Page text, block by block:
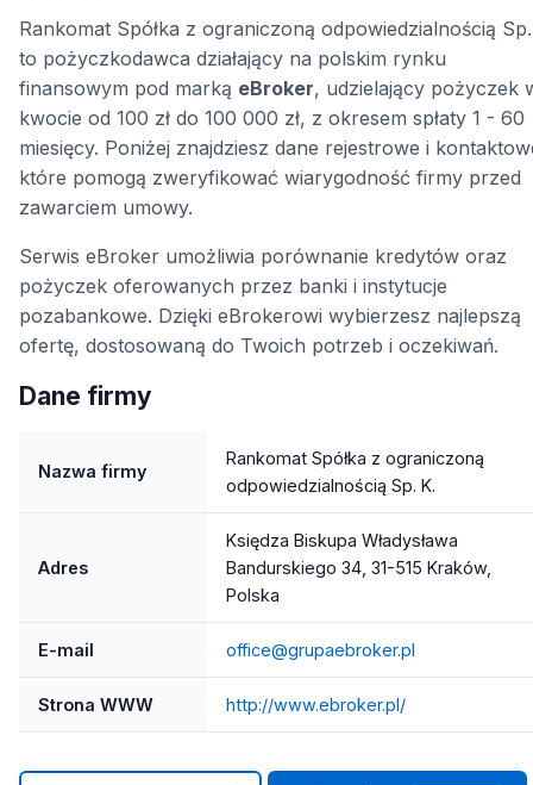
Rankomat Spółka z ograniczoną odpowiedzialnością
to pożyczkodawca działający na polskim rynku
finansowym pod marką eBroker, udzielający pożyczek
kwocie od 100 zł do 100 000 zł, z okresem spłaty 1 - 60
miesięcy. Poniżej znajdziesz dane rejestrowe i
które pomogą zweryfikować wiarygodność firmy przed
zawarciem umowy.
Serwis eBroker umożliwia porównanie kredytów oraz
pożyczek oferowanych przez banki i instytucje
pozabankowe. Dzięki eBrokerowi wybierzesz najlepszą
ofertę, dostosowaną do Twoich potrzeb i oczekiwań.
Dane firmy
Nazwa firmy
Rankomat Spółka z ograniczoną
odpowiedzialnością Sp. K.
Adres
Księdza Biskupa Władysława
Bandurskiego 34, 31-515 Kraków,
Polska
E-mail office@grupaebroker.pl
Strona WWW http://www.ebroker.pl/